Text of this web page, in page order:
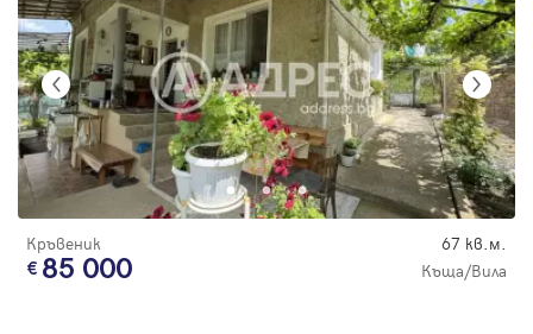
Кръвеник 67 кв.м.
85 000 Къща/Вила